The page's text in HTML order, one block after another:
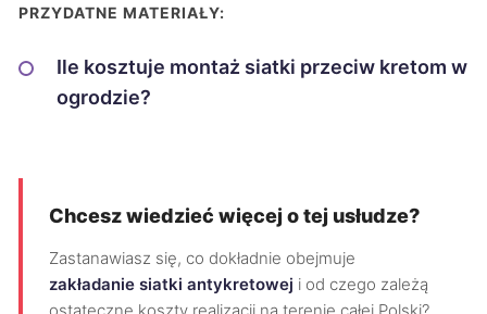
PRZYDATNE MATERIAŁY:
Ile kosztuje montaż siatki przeciw kretom w
ogrodzie?
Chcesz wiedzieć więcej o tej usłudze?
Zastanawiasz się, co dokładnie obejmuje
zakładanie siatki antykretowej i od czego zależą